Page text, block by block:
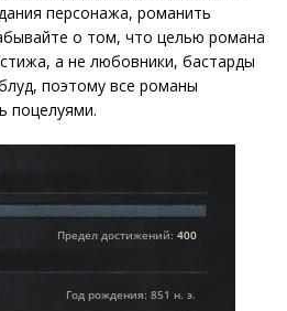
персонажа, романить
о том, что целью романа
а не любовники, бастарды
поэтому все романы
поцелуями.